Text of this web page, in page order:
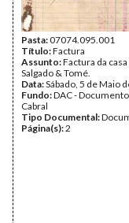
Pasta:07074.095.001
Título:Factura
Assunto:Factura da
Salgado & Tomé.
Data:Sábado, 5 de Maio
Fundo:DAC -
Cabral
Tipo Documental:
Página(s):2